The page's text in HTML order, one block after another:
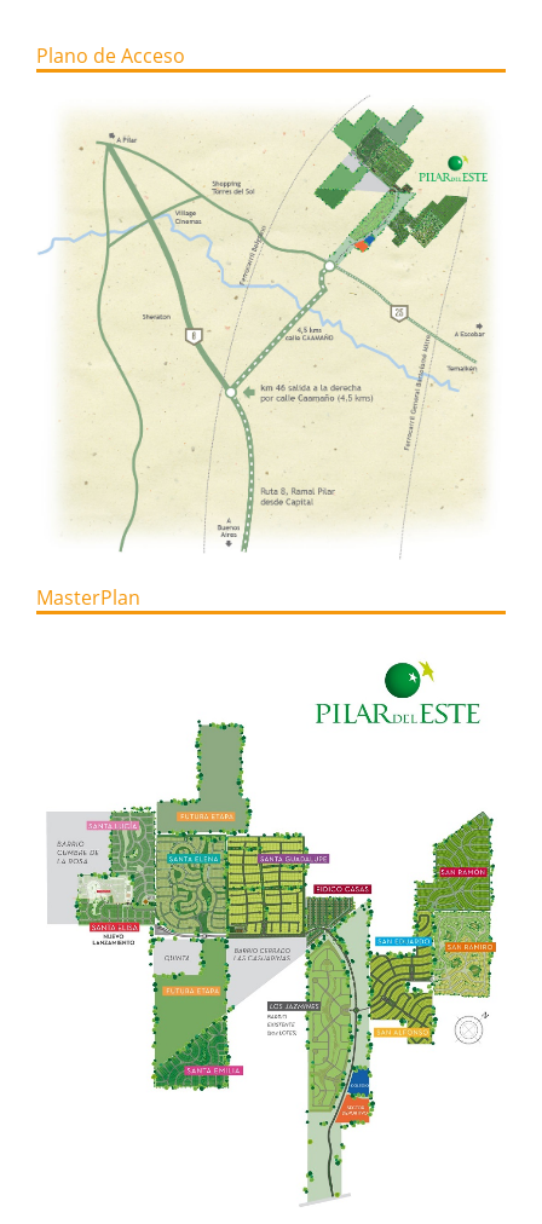
Plano de Acceso
MasterPlan